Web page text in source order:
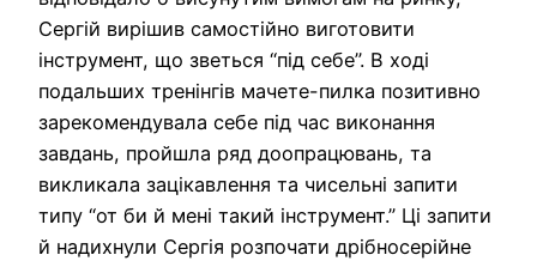
Сергій вирішив самостійно виготовити
інструмент, що зветься “під себе”. В ході
подальших тренінгів мачете-пилка позитивно
зарекомендувала себе під час виконання
завдань, пройшла ряд доопрацювань, та
викликала зацікавлення та чисельні запити
типу “от би й мені такий інструмент.” Ці запити
й надихнули Сергія розпочати дрібносерійне